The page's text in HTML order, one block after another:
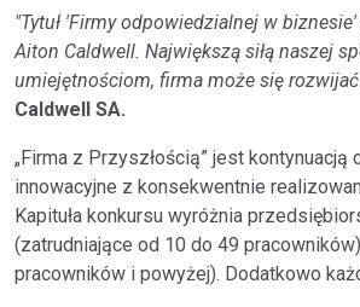
"Tytuł 'Firmy odpowiedzialnej w
Aiton Caldwell. Największą siłą naszej
umiejętnościom, firma może się rozwijać
Caldwell SA.
„Firma z Przyszłością” jest
innowacyjne z konsekwentnie
Kapituła konkursu wyróżnia
(zatrudniające od 10 do 49
pracowników i powyżej). Dodatkowo